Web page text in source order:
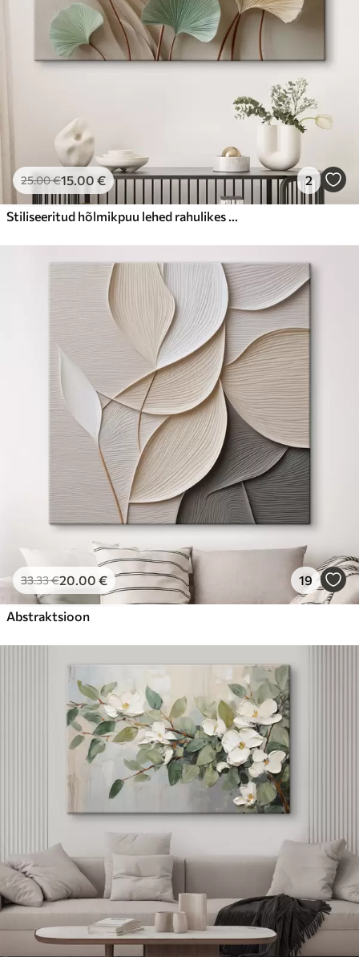
25.00€15.00 € 2
Stiliseeritud hõlmikpuu lehed rahulikes toonides
33.33€20.00 € 19
Abstraktsioon